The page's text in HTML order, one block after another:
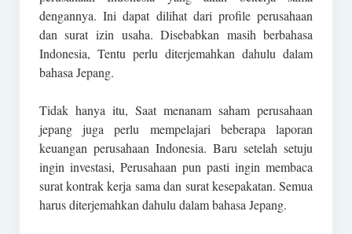
dengannya. Ini dapat dilihat dari profile perusahaan
dan surat izin usaha. Disebabkan masih berbahasa
Indonesia, Tentu perlu diterjemahkan dahulu dalam
bahasa Jepang.
Tidak hanya itu, Saat menanam saham perusahaan
jepang juga perlu mempelajari beberapa laporan
keuangan perusahaan Indonesia. Baru setelah setuju
ingin investasi, Perusahaan pun pasti ingin membaca
surat kontrak kerja sama dan surat kesepakatan. Semua
harus diterjemahkan dahulu dalam bahasa Jepang.